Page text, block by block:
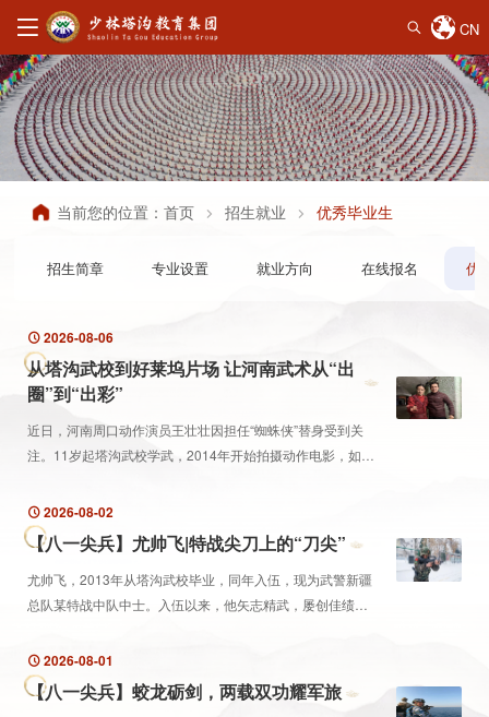
CN
招生简章 专业设置 就业方向 在线报名 优
当前您的位置： 首页 招生就业 优秀毕业生
2026-08-06
从塔沟武校到好莱坞片场 让河南武术从“出
圈”到“出彩”
近日，河南周口动作演员王壮壮因担任“蜘蛛侠”替身受到关
注。11岁起塔沟武校学武，2014年开始拍摄动作电影，如今
日》中男主角“荷兰弟”替身团队中唯一的中国籍演员...
2026-08-02
【八一尖兵】尤帅飞|特战尖刀上的“刀尖”
尤帅飞，2013年从塔沟武校毕业，同年入伍，现为武警新疆
总队某特战中队中士。入伍以来，他矢志精武，屡创佳绩：
三；2018年在武警部队侦察干部骨干集训考核中，...
2026-08-01
【八一尖兵】蛟龙砺剑，两载双功耀军旅